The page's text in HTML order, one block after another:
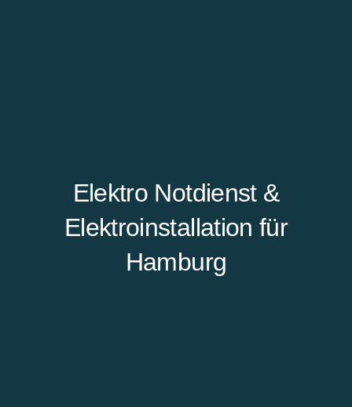
Elektro Notdienst &
Elektroinstallation für
Hamburg